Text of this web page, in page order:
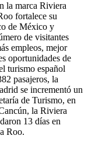
la marca Riviera
fortalece su
de México y
de visitantes
empleos, mejor
oportunidades de
turismo español
pasajeros, la
se incrementó un
de Turismo, en
la Riviera
13 días en
Roo.